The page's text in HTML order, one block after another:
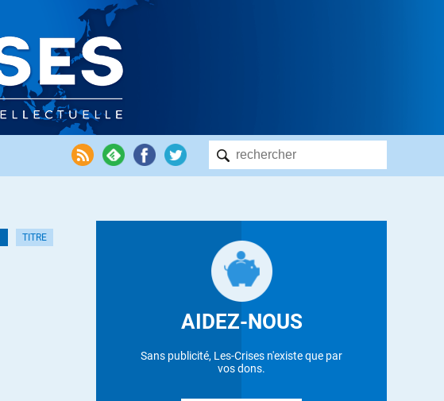
TITRE
AIDEZ-NOUS
Sans publicité, Les-Crises n'existe que par
vos dons.